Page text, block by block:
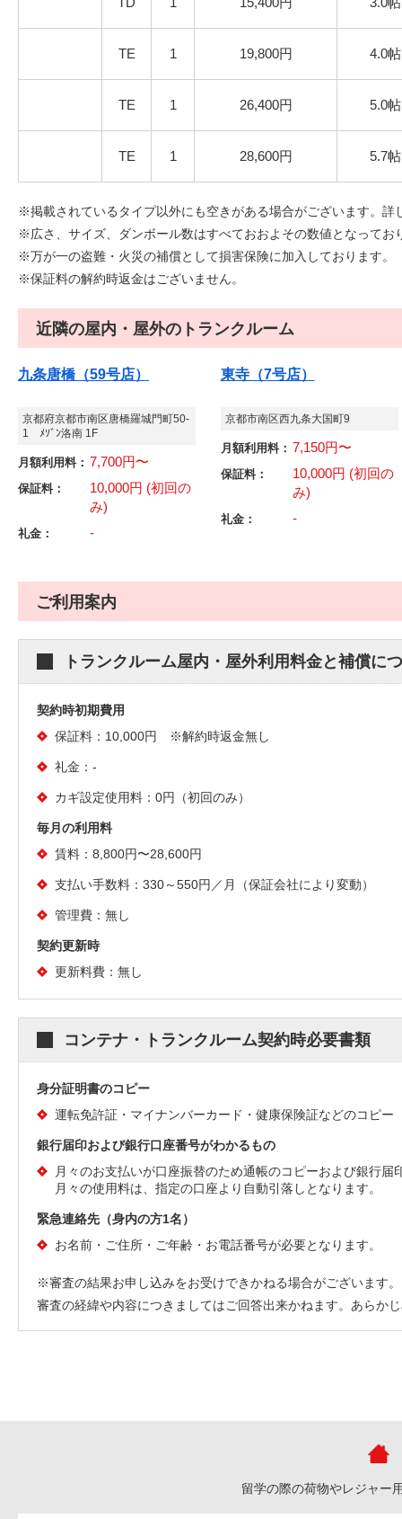
TE 1 19,800円 4.0帖
TE 1 26,400円 5.0帖
TE 1 28,600円 5.7帖
※掲載されているタイプ以外にも空きがある場合がございます。詳
※広さ、サイズ、ダンボール数はすべておおよその数値となって
※万が一の盗難・火災の補償として損害保険に加入しております。
※保証料の解約時返金はございません。
近隣の屋内・屋外のトランクルーム
九条唐橋（59号店）
京都府京都市南区唐橋羅城門町50-
1 ﾒｿﾞﾝ洛南 1F
月額利用料： 7,700円〜
保証料：
10,000円 (初回の
み)
礼金： -
東寺（7号店）
京都市南区西九条大国町9
月額利用料： 7,150円〜
保証料：
10,000円 (初回の
み)
礼金： -
ご利用案内
トランクルーム屋内・屋外利用料金と補償に
契約時初期費用
保証料：10,000円 ※解約時返金無し
礼金：-
カギ設定使用料：0円（初回のみ）
毎月の利用料
賃料：8,800円〜28,600円
支払い手数料：330～550円／月（保証会社により変動）
管理費：無し
契約更新時
更新料費：無し
コンテナ・トランクルーム契約時必要書類
身分証明書のコピー
運転免許証・マイナンバーカード・健康保険証などのコピー
銀行届印および銀行口座番号がわかるもの
月々のお支払いが口座振替のため通帳のコピーおよび銀行届
月々の使用料は、指定の口座より自動引落しとなります。
緊急連絡先（身内の方1名）
お名前・ご住所・ご年齢・お電話番号が必要となります。
※審査の結果お申し込みをお受けできかねる場合がございます。
審査の経緯や内容につきましてはご回答出来かねます。あらか
留学の際の荷物やレジャー